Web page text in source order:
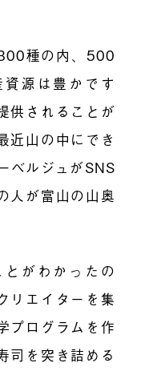
種の内、500
源は豊かです
供されることが
近山の中にでき
ベルジュがSNS
人が富山の山奥
がわかったの
リエイターを集
プログラムを作
司を突き詰める